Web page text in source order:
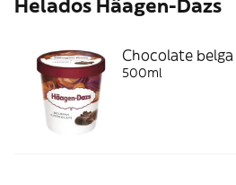
Helados Häagen-Dazs
Chocolate belga
500ml